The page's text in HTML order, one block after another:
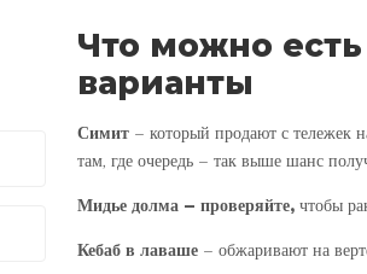
Что можно
варианты
Симит – который продают с тележек
там, где очередь – так выше шанс
Мидье долма – проверяйте, чтобы
Кебаб в лаваше – обжаривают на